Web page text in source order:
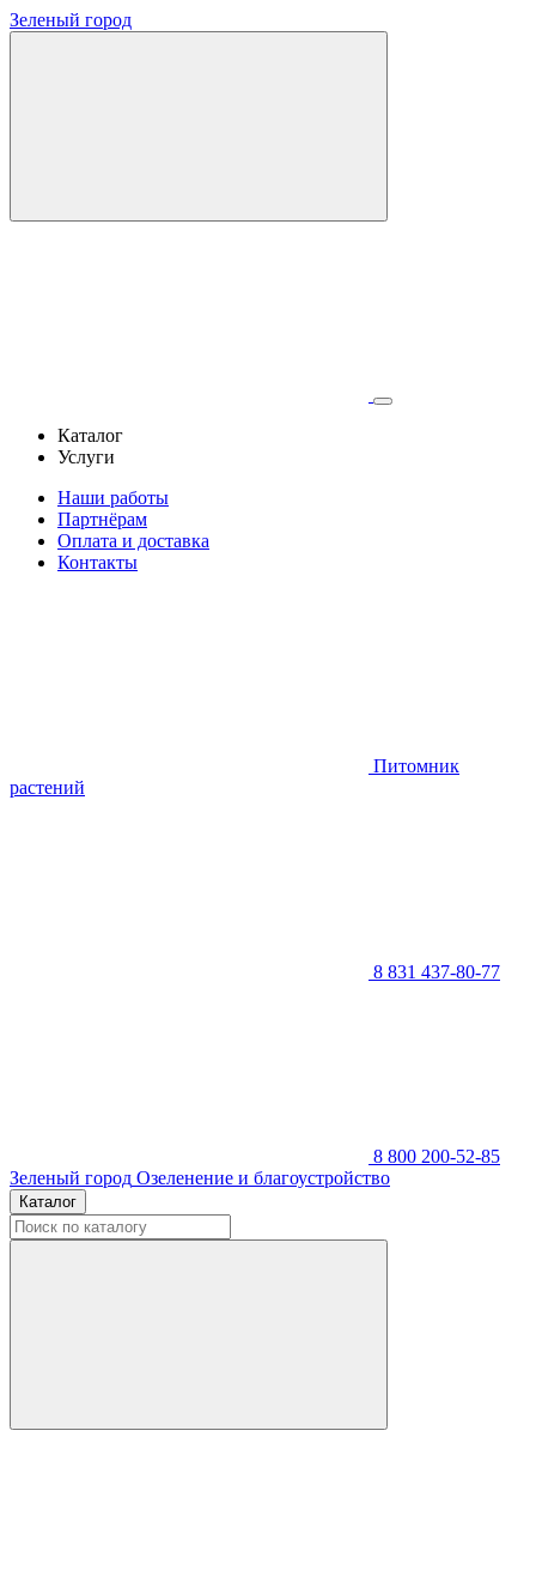
Зеленый город
Каталог
Услуги
Наши работы
Партнёрам
Оплата и доставка
Контакты
Питомник
растений
8 831 437-80-77
8 800 200-52-85
Зеленый город Озеленение и благоустройство
Каталог